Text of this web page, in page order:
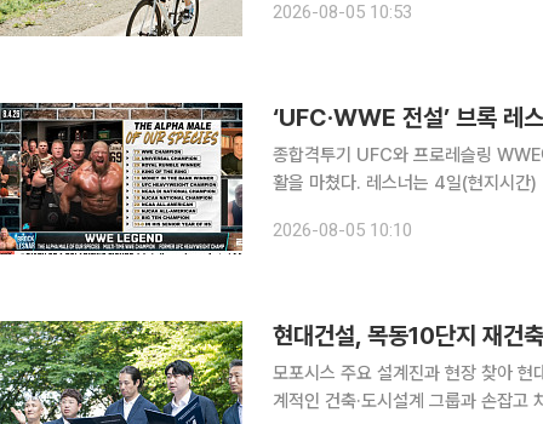
일 네덜란드 사이클 전문매체 빌러플
2026-08-05 10:53
‘UFC·WWE 전설’ 브록 레
종합격투기 UFC와 프로레슬링
활을 마쳤다. 레스너는 4일(현지시간) 미국 스포츠 토크쇼 ‘팻 매카피 쇼’에 출연해 “내가 은퇴했다
든 사람에게 감사하다는 말을 전하고
2026-08-05 10:10
현대건설, 목동10단지 재건
모포시스 주요 설계진과 현장 찾아 현대건설이 서울 양천구 목동10단지 재건축 사업 수주를 위해 세
계적인 건축·도시설계 그룹과 손잡고 차별화된 설계안